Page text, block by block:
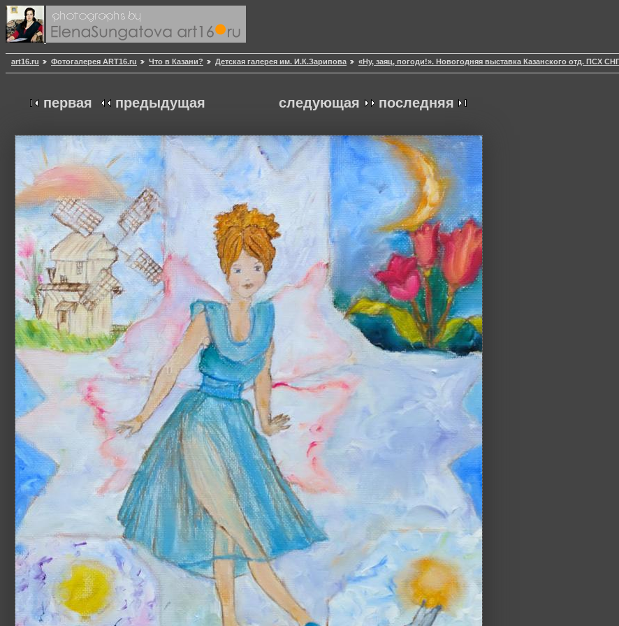
art16.ru Фотогалерея ART16.ru Что в Казани? Детская галерея им. И.К.Зарипова «Ну, заяц, погоди!». Новогодняя выставка Казанского отд. ПСХ СНГ
следующая последняя
первая предыдущая